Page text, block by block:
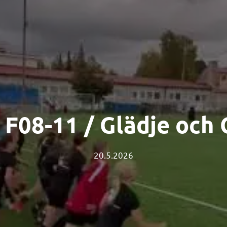
F08-11 / Glädje och
20.5.2026